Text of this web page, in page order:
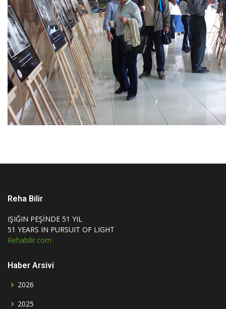
Reha Bilir
IŞIĞIN PEŞİNDE 51 YIL
51 YEARS IN PURSUIT OF LIGHT
Rehabilir.com
Haber Arsivi
2026
2025